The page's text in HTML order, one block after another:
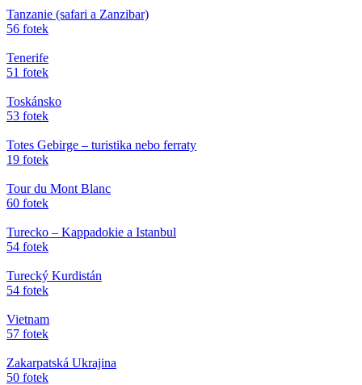
Tanzanie (safari a Zanzibar)
56 fotek
Tenerife
51 fotek
Toskánsko
53 fotek
Totes Gebirge – turistika nebo ferraty
19 fotek
Tour du Mont Blanc
60 fotek
Turecko – Kappadokie a Istanbul
54 fotek
Turecký Kurdistán
54 fotek
Vietnam
57 fotek
Zakarpatská Ukrajina
50 fotek